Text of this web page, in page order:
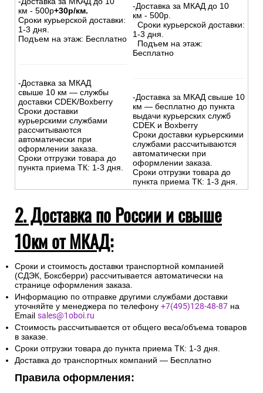
км - 500р+30р/км.
Сроки курьерской доставки:
1-3 дня.
Подъем на этаж: Бесплатно
-Доставка за МКАД
свыше 10 км — службы
доставки CDEK/Boxberry
Сроки доставки
курьерскими службами
рассчитываются
автоматически при
оформлении заказа.
Сроки отгрузки товара до
пункта приема ТК: 1-3 дня.
-Доставка за МКАД до 10
км - 500р.
Сроки курьерской доставки:
1-3 дня.
Подъем на этаж:
Бесплатно
-Доставка за МКАД свыше 10
км — бесплатно до пункта
выдачи курьерских служб
CDEK и Boxberry
Сроки доставки курьерскими
службами рассчитываются
автоматически при
оформлении заказа.
Сроки отгрузки товара до
пункта приема ТК: 1-3 дня.
2. Доставка по России и свыше
10км от МКАД:
Сроки и стоимость доставки транспортной компанией
(СДЭК, Боксберри) рассчитывается автоматически на
странице оформления заказа.
Информацию по отправке другими службами доставки
уточняйте у менеджера по телефону +7(495)128-48-87 на
Email sales@1oboi.ru
Стоимость рассчитывается от общего веса/объема товаров
в заказе.
Сроки отгрузки товара до пункта приема ТК: 1-3 дня.
Доставка до транспортных компаний — Бесплатно
Правила оформления: